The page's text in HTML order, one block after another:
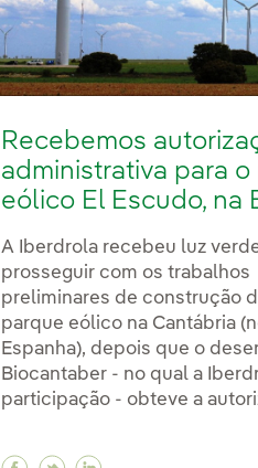
Recebemos
administrativa para o
eólico El Escudo, na
A Iberdrola recebeu luz
prosseguir com os trabalhos
preliminares de construção
parque eólico na Cantábria
Espanha), depois que o
Biocantaber - no qual a
participação - obteve a